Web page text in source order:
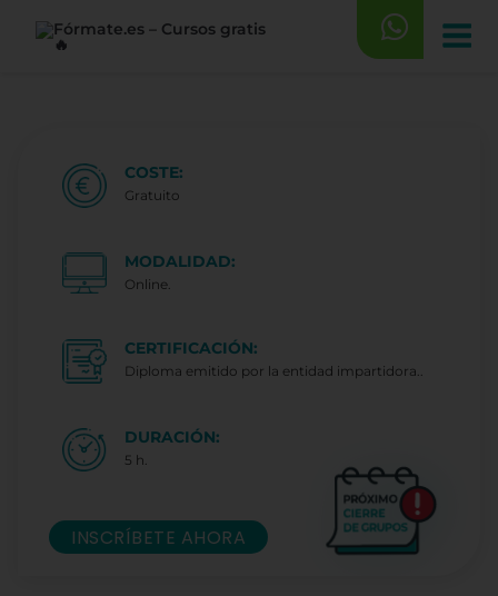
COSTE:
Gratuito
MODALIDAD:
Online.
CERTIFICACIÓN:
Diploma emitido por la entidad impartidora..
DURACIÓN:
5 h.
INSCRÍBETE AHORA